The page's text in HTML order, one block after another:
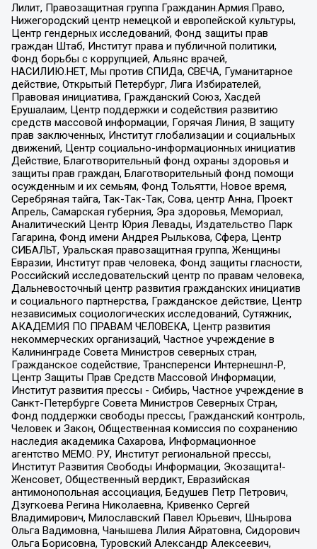
Лилит, Правозащитная группа Гражданин.Армия.Право,
Нижегородский центр немецкой и европейской культуры,
Центр гендерных исследований, Фонд защиты прав
граждан Штаб, Институт права и публичной политики,
Фонд борьбы с коррупцией, Альянс врачей,
НАСИЛИЮ.НЕТ, Мы против СПИДа, СВЕЧА, Гуманитарное
действие, Открытый Петербург, Лига Избирателей,
Правовая инициатива, Гражданский Союз, Хасдей
Ерушалаим, Центр поддержки и содействия развитию
средств массовой информации, Горячая Линия, В защиту
прав заключенных, Институт глобализации и социальных
движений, Центр социально-информационных инициатив
Действие, Благотворительный фонд охраны здоровья и
защиты прав граждан, Благотворительный фонд помощи
осужденным и их семьям, Фонд Тольятти, Новое время,
Серебряная тайга, Так-Так-Так, Сова, центр Анна, Проект
Апрель, Самарская губерния, Эра здоровья, Мемориал,
Аналитический Центр Юрия Левады, Издательство Парк
Гагарина, Фонд имени Андрея Рылькова, Сфера, Центр
СИБАЛЬТ, Уральская правозащитная группа, Женщины
Евразии, Институт прав человека, Фонд защиты гласности,
Российский исследовательский центр по правам человека,
Дальневосточный центр развития гражданских инициатив
и социального партнерства, Гражданское действие, Центр
независимых социологических исследований, Сутяжник,
АКАДЕМИЯ ПО ПРАВАМ ЧЕЛОВЕКА, Центр развития
некоммерческих организаций, Частное учреждение в
Калининграде Совета Министров северных стран,
Гражданское содействие, Трансперенси Интернешнл-Р,
Центр Защиты Прав Средств Массовой Информации,
Институт развития прессы - Сибирь, Частное учреждение в
Санкт-Петербурге Совета Министров Северных Стран,
Фонд поддержки свободы прессы, Гражданский контроль,
Человек и Закон, Общественная комиссия по сохранению
наследия академика Сахарова, Информационное
агентство МЕМО. РУ, Институт региональной прессы,
Институт Развития Свободы Информации, Экозащита!-
Женсовет, Общественный вердикт, Евразийская
антимонопольная ассоциация, Бедушев Петр Петрович,
Дзугкоева Регина Николаевна, Кривенко Сергей
Владимирович, Милославский Павел Юрьевич, Шнырова
Ольга Вадимовна, Чанышева Лилия Айратовна, Сидорович
Ольга Борисовна, Туровский Александр Алексеевич,